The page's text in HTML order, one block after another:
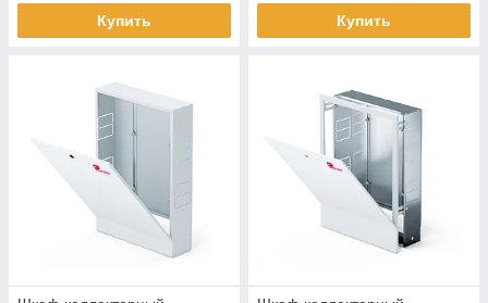
Купить Купить